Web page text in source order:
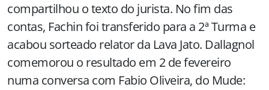
compartilhou o texto do jurista. No fim das
contas, Fachin foi transferido para a 2ª Turma e
acabou sorteado relator da Lava Jato. Dallagnol
comemorou o resultado em 2 de fevereiro
numa conversa com Fabio Oliveira, do Mude: